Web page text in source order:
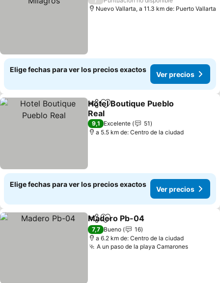
Nuevo Vallarta, a 11.3 km de: Puerto Vallarta
Elige fechas para ver los precios exactos
Ver precios
CompartirAgregar a favoritos
Hotel Boutique Pueblo
Real
Ver precios
9,1 Excelente
51
a 5.5 km de: Centro de la ciudad
Elige fechas para ver los precios exactos
Ver precios
CompartirAgregar a favoritos
Madero Pb-04
7,7 Bueno
16
a 6.2 km de: Centro de la ciudad
A un paso de la playa CamaronesVer